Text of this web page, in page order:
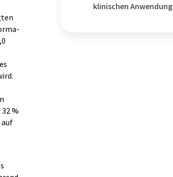
%
auf
klinischen Anwendung